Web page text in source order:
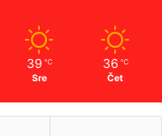
39 ℃
Sre
36 ℃
Čet